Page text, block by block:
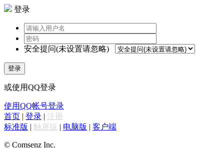
登录
安全提问(未设置请忽略)
登录
或使用QQ登录
使用QQ帐号登录
首页 | 登录 | 注册
标准版 | 触屏版 | 电脑版 | 客户端
© Comsenz Inc.